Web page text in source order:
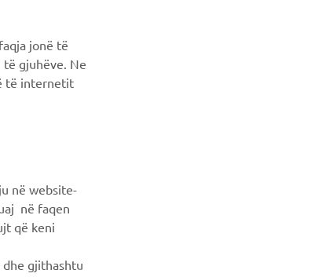
la nostra Informativa sulla privacy per sapere come
i tuoi dati personali:
jonë të
gjuhëve. Ne
të internetit
në website-
në faqen
që keni
gjithashtu